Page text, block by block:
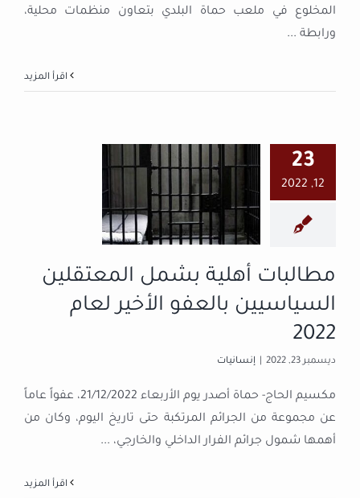
المخلوع في ملعب حماة البلدي بتعاون منظمات محلية،
ورابطة ...
23
12, 2022
بشمل
المعتقلين
السياسيين
بالعفو الأخير
لعام 2022
مطالبات أهلية بشمل المعتقلين
السياسيين بالعفو الأخير لعام
2022
ديسمبر 23, 2022 إنسانيات
مكسيم الحاج- حماة أصدر يوم الأربعاء 21/12/2022، عفواً عاماً
عن مجموعة من الجرائم المرتكبة حتى تاريخ اليوم، وكان من
أهمها شمول جرائم الفرار الداخلي والخارجي، ...